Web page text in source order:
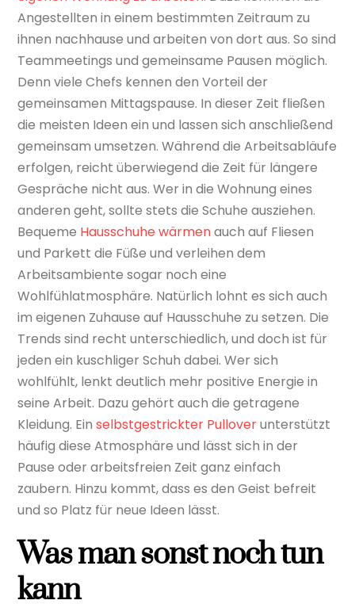
Angestellten in einem bestimmten Zeitraum zu
ihnen nachhause und arbeiten von dort aus. So sind
Teammeetings und gemeinsame Pausen möglich.
Denn viele Chefs kennen den Vorteil der
gemeinsamen Mittagspause. In dieser Zeit fließen
die meisten Ideen ein und lassen sich anschließend
gemeinsam umsetzen. Während die Arbeitsabläufe
erfolgen, reicht überwiegend die Zeit für längere
Gespräche nicht aus. Wer in die Wohnung eines
anderen geht, sollte stets die Schuhe ausziehen.
Bequeme Hausschuhe wärmenauch auf Fliesen
und Parkett die Füße und verleihen dem
Arbeitsambiente sogar noch eine
Wohlfühlatmosphäre. Natürlich lohnt es sich auch
im eigenen Zuhause auf Hausschuhe zu setzen. Die
Trends sind recht unterschiedlich, und doch ist für
jeden ein kuschliger Schuh dabei. Wer sich
wohlfühlt, lenkt deutlich mehr positive Energie in
seine Arbeit. Dazu gehört auch die getragene
Kleidung. Einselbstgestrickter Pulloverunterstützt
häufig diese Atmosphäre und lässt sich in der
Pause oder arbeitsfreien Zeit ganz einfach
zaubern. Hinzu kommt, dass es den Geist befreit
und so Platz für neue Ideen lässt.
Was man sonst noch tun
kann